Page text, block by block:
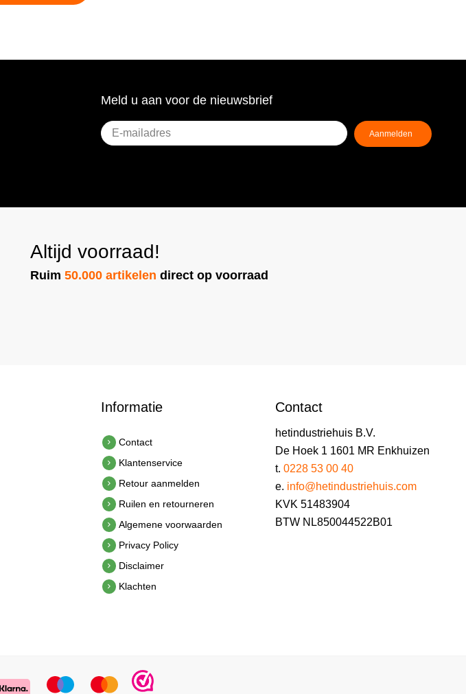
Meld u aan voor de nieuwsbrief
E-
mailadres
Altijd voorraad!
Ruim50.000 artikelen direct op voorraad
Informatie
Contact
Klantenservice
Retour aanmelden
Ruilen en retourneren
Algemene voorwaarden
Privacy Policy
Disclaimer
Klachten
Contact
hetindustriehuis B.V.
De Hoek 1 1601 MR Enkhuizen
t. 0228 53 00 40
e. info@hetindustriehuis.com
KVK 51483904
BTW NL850044522B01